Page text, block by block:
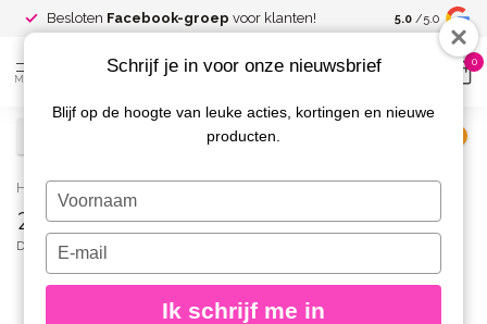
Besloten Facebook-groep voor klanten! Spaar voor
kortingen
5.0 /5.0
MENU
0
Home / 260 Gellak Palmtree 10 ml.
260 Gellak Palmtree 10 ml.
DIVA
Schrijf je in voor onze nieuwsbrief
Blijf op de hoogte van leuke acties, kortingen en nieuwe
producten.
Typ
je
naam
Typ
je
e-
Ik schrijf me in